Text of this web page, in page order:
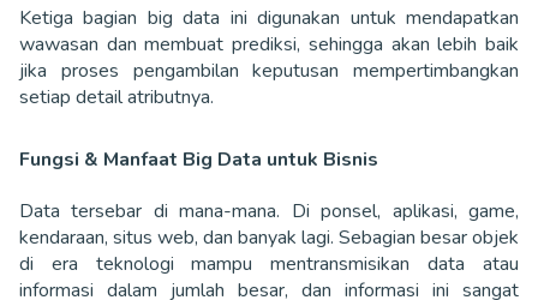
Ketiga bagian big data ini digunakan untuk mendapatkan
wawasan dan membuat prediksi, sehingga akan lebih baik
jika proses pengambilan keputusan mempertimbangkan
setiap detail atributnya.
Fungsi & Manfaat Big Data untuk Bisnis
Data tersebar di mana-mana. Di ponsel, aplikasi, game,
kendaraan, situs web, dan banyak lagi. Sebagian besar objek
di era teknologi mampu mentransmisikan data atau
informasi dalam jumlah besar, dan informasi ini sangat